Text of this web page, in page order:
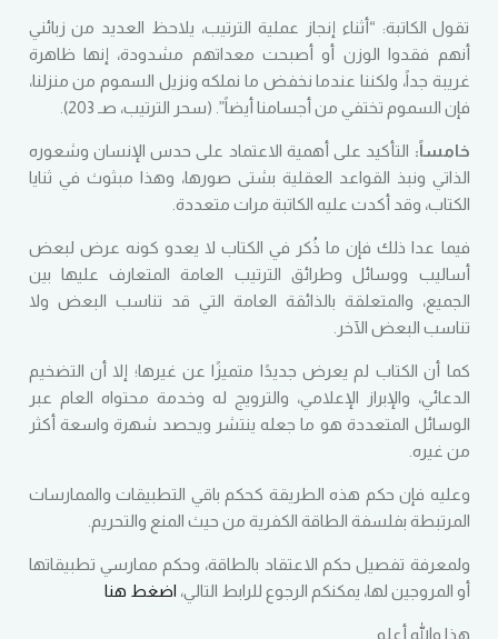
تقول الكاتبة: “أثناء إنجاز عملية الترتيب، يلاحظ العديد من زبائني
أنهم فقدوا الوزن أو أصبحت معداتهم مشدودة، إنها ظاهرة
غريبة جداً، ولكننا عندما نخفض ما نملكه ونزيل السموم من منزلنا،
فإن السموم تختفي من أجسامنا أيضاً”. (سحر الترتيب، صـ 203).
خامساً: التأكيد على أهمية الاعتماد على حدس الإنسان وشعوره
الذاتي ونبذ القواعد العقلية بشتى صورها، وهذا مبثوث في ثنايا
الكتاب، وقد أكدت عليه الكاتبة مرات متعددة.
فيما عدا ذلك فإن ما ذُكر في الكتاب لا يعدو كونه عرض لبعض
أساليب ووسائل وطرائق الترتيب العامة المتعارف عليها بين
الجميع، والمتعلقة بالذائقة العامة التي قد تناسب البعض ولا
تناسب البعض الآخر.
كما أن الكتاب لم يعرض جديدًا متميزًا عن غيرها؛ إلا أن التضخيم
الدعائي، والإبراز الإعلامي، والترويج له وخدمة محتواه العام عبر
الوسائل المتعددة هو ما جعله ينتشر ويحصد شهرة واسعة أكثر
من غيره.
وعليه فإن حكم هذه الطريقة كحكم باقي التطبيقات والممارسات
المرتبطة بفلسفة الطاقة الكفرية من حيث المنع والتحريم.
ولمعرفة تفصيل حكم الاعتقاد بالطاقة، وحكم ممارسي تطبيقاتها
أو المروجين لها، يمكنكم الرجوع للرابط التالي، اضغط هنا
هذا والله أعلم.